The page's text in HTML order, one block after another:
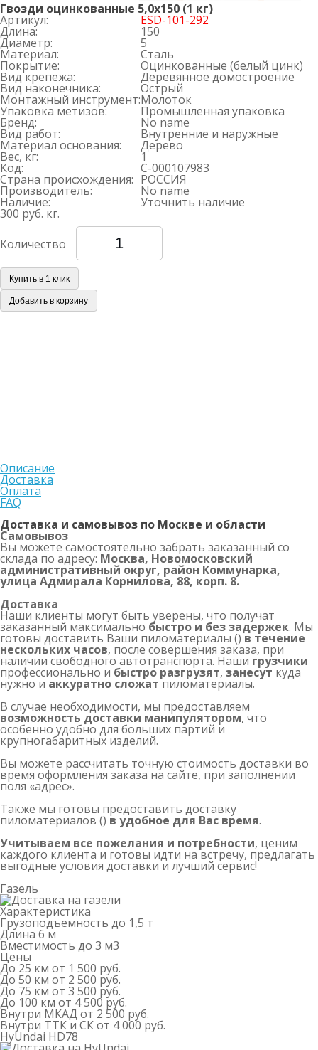
Гвозди оцинкованные 5,0х150 (1 кг)
Артикул: ESD-101-292
Длина: 150
Диаметр: 5
Материал: Сталь
Покрытие: Оцинкованные (белый цинк)
Вид крепежа: Деревянное домостроение
Вид наконечника: Острый
Монтажный инструмент:Молоток
Упаковка метизов: Промышленная упаковка
Бренд: No name
Вид работ: Внутренние и наружные
Материал основания: Дерево
Вес, кг: 1
Код: С-000107983
Страна происхождения: РОССИЯ
Производитель: No name
Наличие: Уточнить наличие
300 руб. кг.
Количество
Купить в 1 клик
Добавить в корзину
Описание
Доставка
Оплата
FAQ
Доставка и самовывоз по Москве и области
Самовывоз
Вы можете самостоятельно забрать заказанный со
склада по адресу: Москва, Новомосковский
административный округ, район Коммунарка,
улица Адмирала Корнилова, 88, корп. 8.
Доставка
Наши клиенты могут быть уверены, что получат
заказанный максимально быстро и без задержек. Мы
готовы доставить Ваши пиломатериалы ()в течение
нескольких часов, после совершения заказа, при
наличии свободного автотранспорта. Наши грузчики
профессионально и быстро разгрузят, занесут куда
нужно и аккуратно сложатпиломатериалы.
В случае необходимости, мы предоставляем
возможность доставки манипулятором, что
особенно удобно для больших партий и
крупногабаритных изделий.
Вы можете рассчитать точную стоимость доставки во
время оформления заказа на сайте, при заполнении
поля «адрес».
Также мы готовы предоставить доставку
пиломатериалов () в удобное для Вас время.
Учитываем все пожелания и потребности, ценим
каждого клиента и готовы идти на встречу, предлагать
выгодные условия доставки и лучший сервис!
Газель
Характеристика
Грузоподъемность до 1,5 т
Длина 6 м
Вместимость до 3 м3
Цены
До 25 км от 1 500 руб.
До 50 км от 2 500 руб.
До 75 км от 3 500 руб.
До 100 км от 4 500 руб.
Внутри МКАД от 2 500 руб.
Внутри ТТК и СКот 4 000 руб.
HyUndai HD78